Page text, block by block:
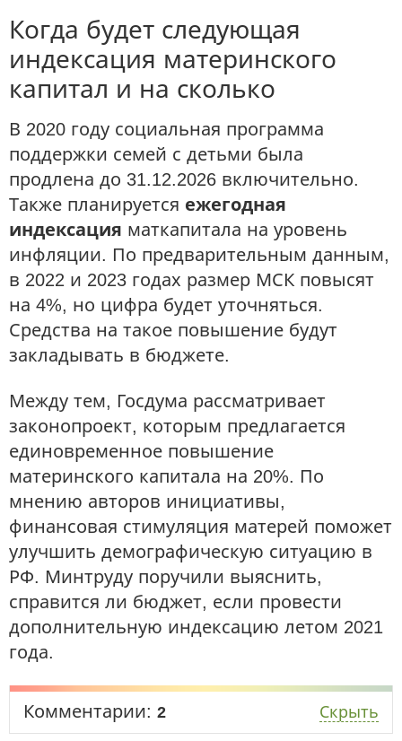
Когда будет следующая
индексация материнского
капитал и на сколько
В 2020 году социальная программа
поддержки семей с детьми была
продлена до 31.12.2026 включительно.
Также планируется ежегодная
индексация маткапитала на уровень
инфляции. По предварительным данным,
в 2022 и 2023 годах размер МСК повысят
на 4%, но цифра будет уточняться.
Средства на такое повышение будут
закладывать в бюджете.
Между тем, Госдума рассматривает
законопроект, которым предлагается
единовременное повышение
материнского капитала на 20%. По
мнению авторов инициативы,
финансовая стимуляция матерей поможет
улучшить демографическую ситуацию в
РФ. Минтруду поручили выяснить,
справится ли бюджет, если провести
дополнительную индексацию летом 2021
года.
Комментарии: 2 Скрыть